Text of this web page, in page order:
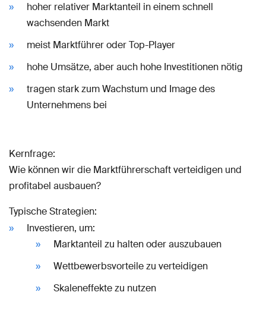
hoher relativer Marktanteil in einem schnell
wachsenden Markt
meist Marktführer oder Top-Player
hohe Umsätze, aber auch hohe Investitionen nötig
tragen stark zum Wachstum und Image des
Unternehmens bei
Kernfrage:
Wie können wir die Marktführerschaft verteidigen und
profitabel ausbauen?
Typische Strategien:
Investieren, um:
Marktanteil zu halten oder auszubauen
Wettbewerbsvorteile zu verteidigen
Skaleneffekte zu nutzen